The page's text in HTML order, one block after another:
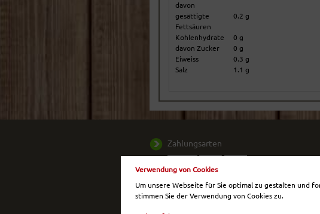
davon
gesättigte
Fettsäuren
0.2 g
Kohlenhydrate 0 g
davon Zucker
0 g
Eiweiss
0.3 g
Salz
1.1 g
Zahlungsarten
Ab einem Warenwert
liefern wir
Verwendung von Cookies
Um unsere Webseite für Sie optimal zu gestalten und
stimmen Sie der Verwendung von Cookies zu.